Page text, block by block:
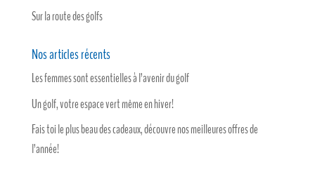
Sur la route des golfs
Nos articles récents
Les femmes sont essentielles à l’avenir du golf
Un golf, votre espace vert même en hiver!
Fais toi le plus beau des cadeaux, découvre nos meilleures offres de
l’année!